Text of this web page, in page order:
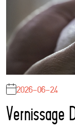
2026-06-24
Vernissage